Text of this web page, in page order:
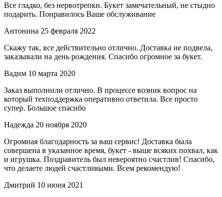
Все гладко, без нервотрепки. Букет замечательный, не стыдно
подарить. Понравилось Ваше обслуживание
Антонина 25 февраля 2022
Скажу так, все действительно отлично. Доставка не подвела,
заказывали на день рождения. Спасибо огромное за букет.
Вадим 10 марта 2020
Заказ выполнили отлично. В процессе возник вопрос на
который техподдержка оперативно ответила. Все просто
супер. Большое спасибо
Надежда 20 ноября 2020
Огромная благодарность за ваш сервис! Доставка была
совершена в указанное время, букет - выше всяких похвал, как
и игрушка. Поздравитель был невероятно счастлив! Спасибо,
что делаете людей счастливыми. Всем рекомендую!
Дмитрий 10 июня 2021